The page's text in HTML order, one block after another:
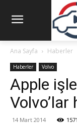
Ana Sayfa Haberler
Haberler Volvo
Apple
Volvo’lar
14 Mart 2014 1571